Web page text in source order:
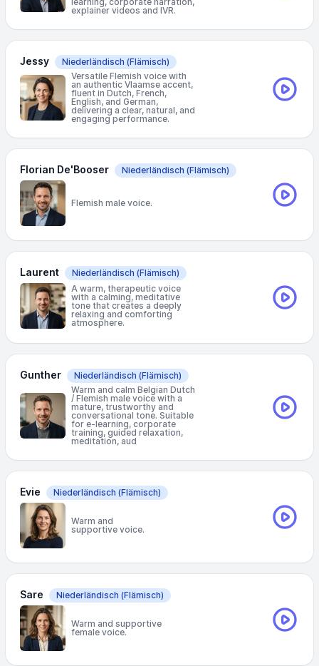
explainer videos and IVR.
Jessy Niederländisch (Flämisch)
Versatile Flemish voice with
an authentic Vlaamse accent,
fluent in Dutch, French,
English, and German,
delivering a clear, natural, and
engaging performance.
Florian De'Booser Niederländisch (Flämisch)
Flemish male voice.
Laurent Niederländisch (Flämisch)
A warm, therapeutic voice
with a calming, meditative
tone that creates a deeply
relaxing and comforting
atmosphere.
Gunther Niederländisch (Flämisch)
Warm and calm Belgian Dutch
/ Flemish male voice with a
mature, trustworthy and
conversational tone. Suitable
for e-learning, corporate
training, guided relaxation,
meditation, aud
Evie Niederländisch (Flämisch)
Warm and
supportive voice.
Sare Niederländisch (Flämisch)
Warm and supportive
female voice.